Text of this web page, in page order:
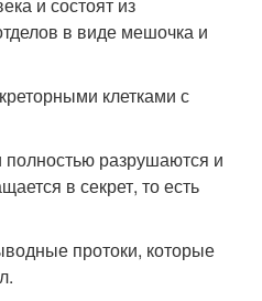
в виде мешочка и
клетками с
полностью разрушаются и
в секрет, то есть
протоки, которые